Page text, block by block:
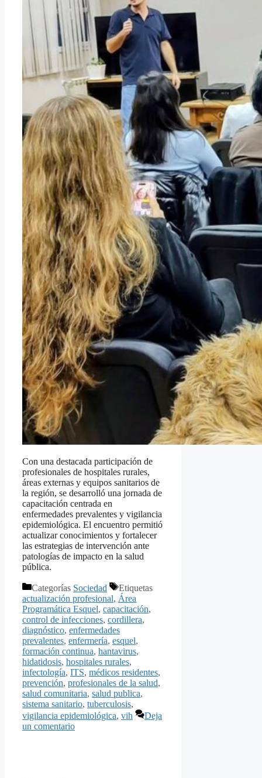
Con una destacada participación de
profesionales de hospitales rurales,
áreas externas y equipos sanitarios de
la región, se desarrolló una jornada de
capacitación centrada en
enfermedades prevalentes y vigilancia
epidemiológica. El encuentro permitió
actualizar conocimientos y fortalecer
las estrategias de intervención ante
patologías de impacto en la salud
pública.
Categorías Sociedad
Etiquetas
actualización profesional, Área
Programática Esquel, capacitación,
control de infecciones, cordillera,
diagnóstico, enfermedades
prevalentes, enfermería, esquel,
formación continua, hantavirus,
hidatidosis, hospitales rurales,
infectología, ITS, médicos residentes,
prevención, profesionales de la salud,
salud comunitaria, salud publica,
sistema sanitario, tuberculosis,
vigilancia epidemiológica, vih
Deja
un comentario